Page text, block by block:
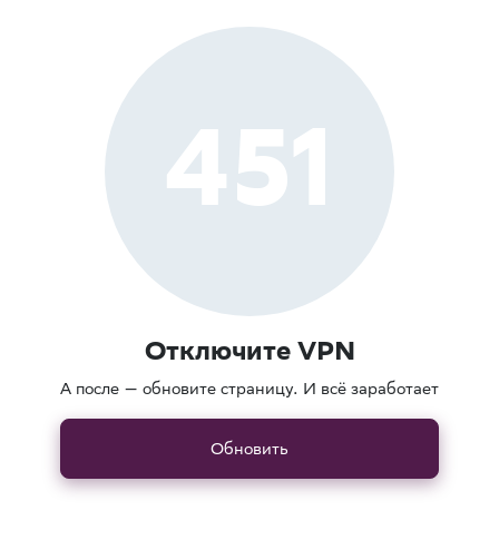
451
Отключите VPN
А после — обновите страницу. И всё заработает
Обновить